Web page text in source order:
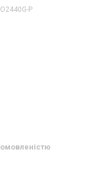
O2440G-P